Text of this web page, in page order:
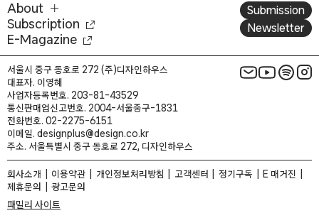
About
Subscription
E-Magazine
Submission
Newsletter
서울시 중구 동호로 272 (주)디자인하우스
대표자. 이영혜
사업자등록번호. 203-81-43529
통신판매업신고번호. 2004-서울중구-1831
전화번호. 02-2275-6151
이메일. designplus@design.co.kr
주소. 서울특별시 중구 동호로 272, 디자인하우스
회사소개 이용약관 개인정보처리방침 고객센터 정기구독
E 매거진
제휴문의
광고문의
패밀리 사이트